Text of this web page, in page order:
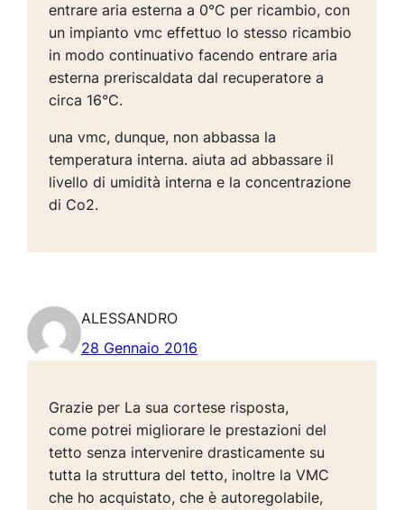
entrare aria esterna a 0°C per ricambio, con
un impianto vmc effettuo lo stesso ricambio
in modo continuativo facendo entrare aria
esterna preriscaldata dal recuperatore a
circa 16°C.
una vmc, dunque, non abbassa la
temperatura interna. aiuta ad abbassare il
livello di umidità interna e la concentrazione
di Co2.
ALESSANDRO
28 Gennaio 2016
Grazie per La sua cortese risposta,
come potrei migliorare le prestazioni del
tetto senza intervenire drasticamente su
tutta la struttura del tetto, inoltre la VMC
che ho acquistato, che è autoregolabile,